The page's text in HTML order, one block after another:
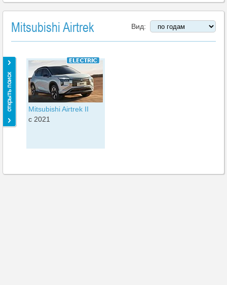
Вид:
Mitsubishi Airtrek
Mitsubishi Airtrek II
c 2021